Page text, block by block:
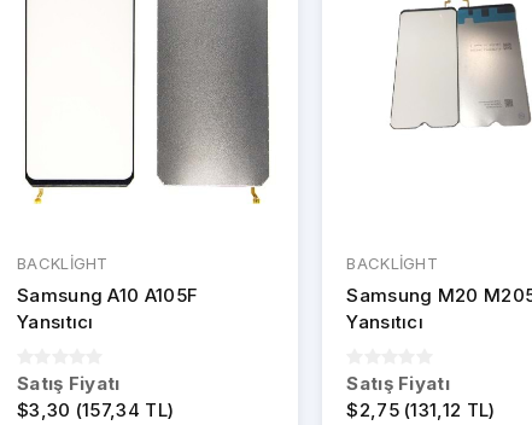
BACKLİGHT
Samsung A10 A105F
Yansıtıcı
Satış Fiyatı
$3,30 (157,34 TL)
BACKLİGHT
Samsung M20
Yansıtıcı
Satış Fiyatı
$2,75 (131,12 TL)